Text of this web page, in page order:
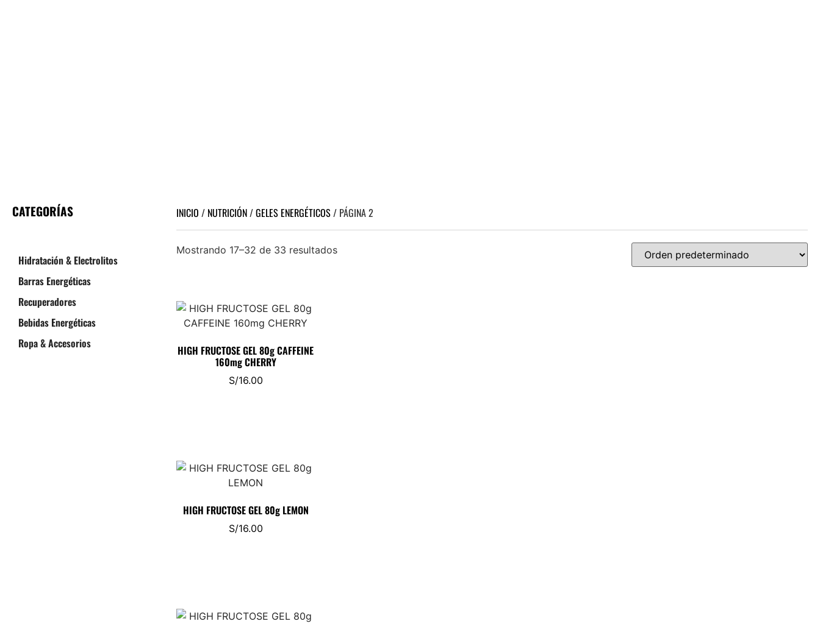
CATEGORÍAS
Hidratación & Electrolitos
Barras Energéticas
Recuperadores
Bebidas Energéticas
Ropa & Accesorios
INICIO / NUTRICIÓN/GELES ENERGÉTICOS/ PÁGINA 2
Mostrando 17–32 de 33 resultados
HIGH FRUCTOSE GEL 80g CAFFEINE
160mg CHERRY
S/16.00
HIGH FRUCTOSE GEL 80g LEMON
S/16.00